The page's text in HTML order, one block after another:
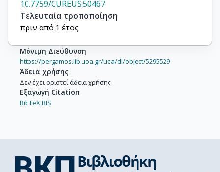
10.7759/CUREUS.50467
Τελευταία τροποποίηση
πριν από 1 έτος
Μόνιμη Διεύθυνση
https://pergamos.lib.uoa.gr/uoa/dl/object/5295529
Άδεια χρήσης
Δεν έχει οριστεί άδεια χρήσης
Εξαγωγή Citation
BibTeX,RIS